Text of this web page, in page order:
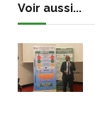
Voir aussi...